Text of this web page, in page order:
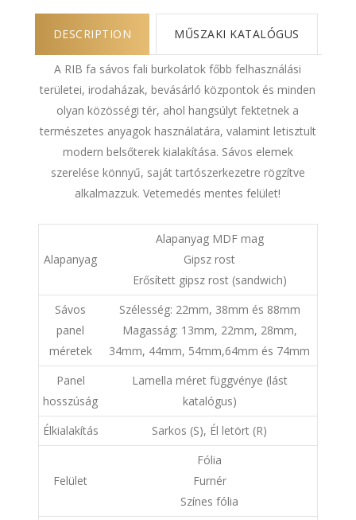
DESCRIPTION MŰSZAKI KATALÓGUS
A RIB fa sávos fali burkolatok főbb felhasználási
területei, irodaházak, bevásárló központok és minden
olyan közösségi tér, ahol hangsúlyt fektetnek a
természetes anyagok használatára, valamint letisztult
modern belsőterek kialakítása. Sávos elemek
szerelése könnyű, saját tartószerkezetre rögzítve
alkalmazzuk. Vetemedés mentes felület!
Alapanyag
Alapanyag MDF mag
Gipsz rost
Erősített gipsz rost (sandwich)
Sávos
panel
méretek
Szélesség: 22mm, 38mm és 88mm
Magasság: 13mm, 22mm, 28mm,
34mm, 44mm, 54mm,64mm és 74mm
Panel
hosszúság
Lamella méret függvénye (lást
katalógus)
Élkialakítás
Sarkos (S), Él letört (R)
Felület
Fólia
Furnér
Színes fólia